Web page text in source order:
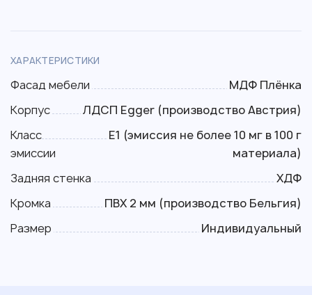
ХАРАКТЕРИСТИКИ
Фасад мебели
МДФ Плёнка
Корпус
ЛДСП Egger (производство Австрия)
Класс
эмиссии
Е1 (эмиссия не более 10 мг в 100 г
материала)
Задняя стенка
ХДФ
Кромка
ПВХ 2 мм (производство Бельгия)
Размер
Индивидуальный